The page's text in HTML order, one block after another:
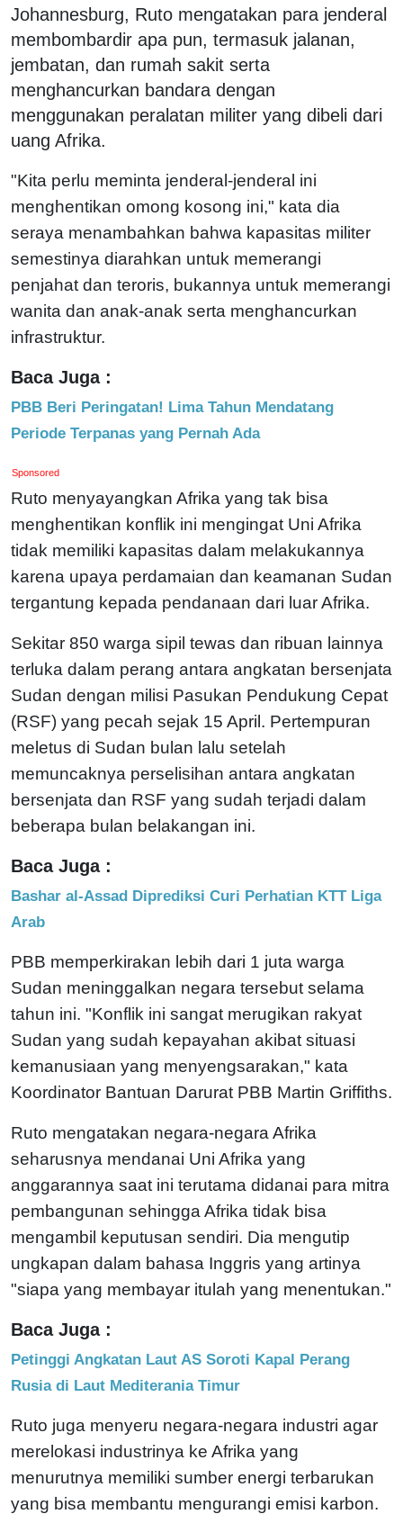
Johannesburg, Ruto mengatakan para jenderal
membombardir apa pun, termasuk jalanan,
jembatan, dan rumah sakit serta
menghancurkan bandara dengan
menggunakan peralatan militer yang dibeli dari
uang Afrika.
"Kita perlu meminta jenderal-jenderal ini
menghentikan omong kosong ini," kata dia
seraya menambahkan bahwa kapasitas militer
semestinya diarahkan untuk memerangi
penjahat dan teroris, bukannya untuk memerangi
wanita dan anak-anak serta menghancurkan
infrastruktur.
Baca Juga :
PBB Beri Peringatan! Lima Tahun Mendatang
Periode Terpanas yang Pernah Ada
Sponsored
Ruto menyayangkan Afrika yang tak bisa
menghentikan konflik ini mengingat Uni Afrika
tidak memiliki kapasitas dalam melakukannya
karena upaya perdamaian dan keamanan Sudan
tergantung kepada pendanaan dari luar Afrika.
Sekitar 850 warga sipil tewas dan ribuan lainnya
terluka dalam perang antara angkatan bersenjata
Sudan dengan milisi Pasukan Pendukung Cepat
(RSF) yang pecah sejak 15 April. Pertempuran
meletus di Sudan bulan lalu setelah
memuncaknya perselisihan antara angkatan
bersenjata dan RSF yang sudah terjadi dalam
beberapa bulan belakangan ini.
Baca Juga :
Bashar al-Assad Diprediksi Curi Perhatian KTT Liga
Arab
PBB memperkirakan lebih dari 1 juta warga
Sudan meninggalkan negara tersebut selama
tahun ini. "Konflik ini sangat merugikan rakyat
Sudan yang sudah kepayahan akibat situasi
kemanusiaan yang menyengsarakan," kata
Koordinator Bantuan Darurat PBB Martin Griffiths.
Ruto mengatakan negara-negara Afrika
seharusnya mendanai Uni Afrika yang
anggarannya saat ini terutama didanai para mitra
pembangunan sehingga Afrika tidak bisa
mengambil keputusan sendiri. Dia mengutip
ungkapan dalam bahasa Inggris yang artinya
"siapa yang membayar itulah yang menentukan."
Baca Juga :
Petinggi Angkatan Laut AS Soroti Kapal Perang
Rusia di Laut Mediterania Timur
Ruto juga menyeru negara-negara industri agar
merelokasi industrinya ke Afrika yang
menurutnya memiliki sumber energi terbarukan
yang bisa membantu mengurangi emisi karbon.